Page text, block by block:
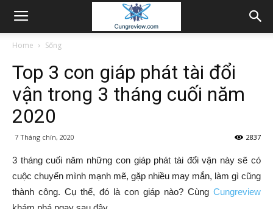
Home Sống
Top 3 con giáp phát tài đổi
vận trong 3 tháng cuối năm
2020
7 Tháng chín, 2020 2837
3 tháng cuối năm những con giáp phát tài đổi vận này sẽ có
cuộc chuyển mình mạnh mẽ, gặp nhiều may mắn, làm gì cũng
thành công. Cụ thể, đó là con giáp nào? Cùng Cungreview